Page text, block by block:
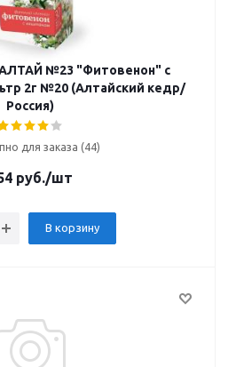
№23 "Фитовенон" с
2г №20 (Алтайский кедр/
Россия)
для заказа (44)
руб./шт
В корзину